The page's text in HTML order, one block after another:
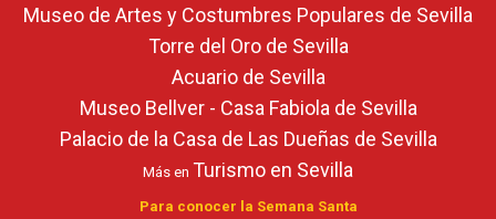
Museo de Artes y Costumbres Populares de Sevilla
Torre del Oro de Sevilla
Acuario de Sevilla
Museo Bellver - Casa Fabiola de Sevilla
Palacio de la Casa de Las Dueñas de Sevilla
Más en Turismo en Sevilla
Para conocer la Semana Santa